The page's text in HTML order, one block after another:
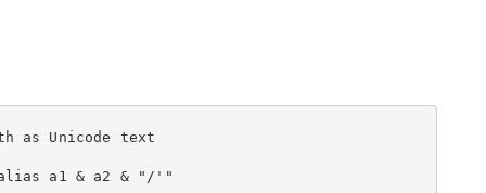
as Unicode text
a1 & a2 & "/'"